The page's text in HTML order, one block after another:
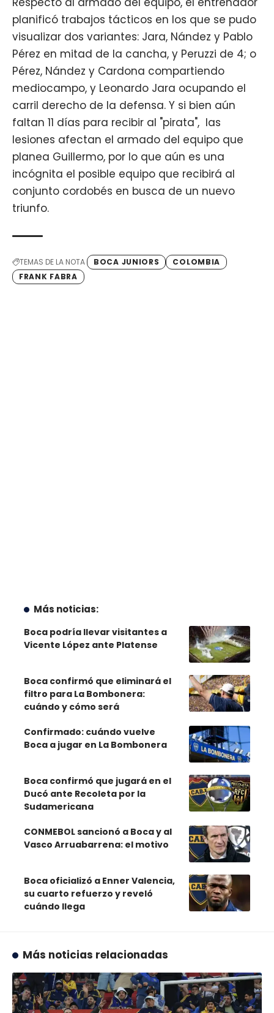
planificó trabajos tácticos en los que se pudo
visualizar dos variantes: Jara, Nández y Pablo
Pérez en mitad de la cancha, y Peruzzi de 4; o
Pérez, Nández y Cardona compartiendo
mediocampo, y Leonardo Jara ocupando el
carril derecho de la defensa. Y si bien aún
faltan 11 días para recibir al "pirata", las
lesiones afectan el armado del equipo que
planea Guillermo, por lo que aún es una
incógnita el posible equipo que recibirá al
conjunto cordobés en busca de un nuevo
triunfo.
TEMAS DE LA NOTA BOCA JUNIORS
COLOMBIA
FRANK FABRA
Más noticias:
Boca podría llevar visitantes a
Vicente López ante Platense
Boca confirmó que eliminará el
filtro para La Bombonera:
cuándo y cómo será
Confirmado: cuándo vuelve
Boca a jugar en La Bombonera
Boca confirmó que jugará en el
Ducó ante Recoleta por la
Sudamericana
CONMEBOL sancionó a Boca y al
Vasco Arruabarrena: el motivo
Boca oficializó a Enner Valencia,
su cuarto refuerzo y reveló
cuándo llega
Más noticias relacionadas